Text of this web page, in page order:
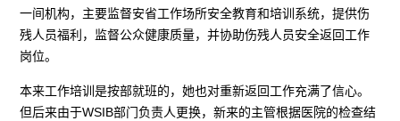
一间机构，主要监督安省工作场所安全教育和培训系统，提供伤
残人员福利，监督公众健康质量，并协助伤残人员安全返回工作
岗位。
本来工作培训是按部就班的，她也对重新返回工作充满了信心。
但后来由于WSIB部门负责人更换，新来的主管根据医院的检查结